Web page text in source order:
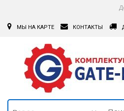
МЫ НА КАРТЕ КОНТАКТЫ